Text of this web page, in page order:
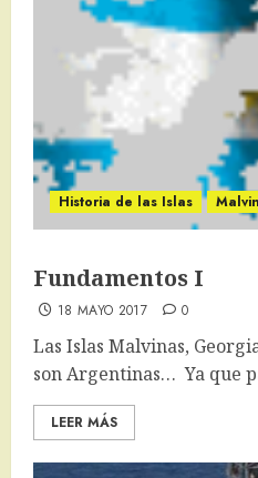
Historia de las Islas
Fundamentos I
18 MAYO 2017 0
Las Islas Malvinas,
son Argentinas… Ya que
LEER MÁS